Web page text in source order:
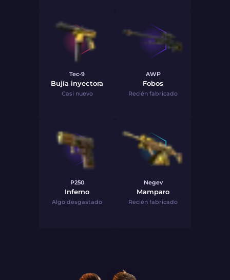
Tec-9
Bujía inyectora
Casi nuevo
AWP
Fobos
Recién fabricado
P250
Inferno
Algo desgastado
Negev
Mamparo
Recién fabricado